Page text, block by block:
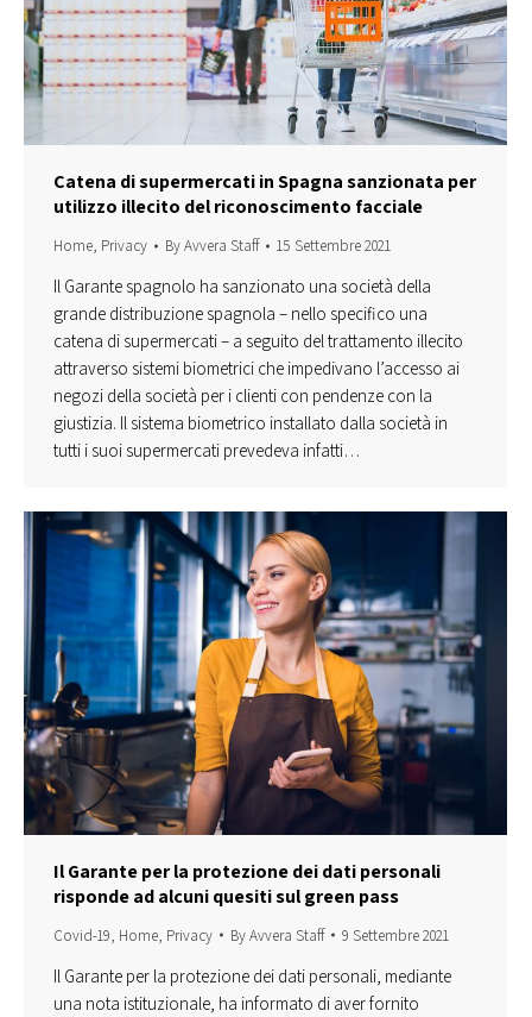
Catena di supermercati in Spagna sanzionata per
utilizzo illecito del riconoscimento facciale
Home, Privacy ByAvvera Staff 15 Settembre 2021
Il Garante spagnolo ha sanzionato una società della
grande distribuzione spagnola – nello specifico una
catena di supermercati – a seguito del trattamento illecito
attraverso sistemi biometrici che impedivano l’accesso ai
negozi della società per i clienti con pendenze con la
giustizia. Il sistema biometrico installato dalla società in
tutti i suoi supermercati prevedeva infatti…
Il Garante per la protezione dei dati personali
risponde ad alcuni quesiti sul green pass
Covid-19, Home, Privacy ByAvvera Staff 9 Settembre 2021
Il Garante per la protezione dei dati personali, mediante
una nota istituzionale, ha informato di aver fornito